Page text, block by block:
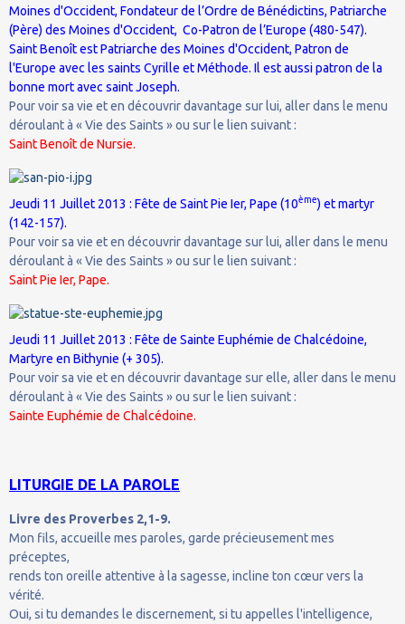
Moines d'Occident, Fondateur de l’Ordre de Bénédictins, Patriarche
(Père) des Moines d'Occident, Co-Patron de l’Europe (480-547).
Saint Benoît est Patriarche des Moines d'Occident, Patron de
l'Europe avec les saints Cyrille et Méthode. Il est aussi patron de la
bonne mort avec saint Joseph.
Pour voir sa vie et en découvrir davantage sur lui, aller dans le menu
déroulant à « Vie des Saints » ou sur le lien suivant :
Saint Benoît de Nursie.
Jeudi 11 Juillet 2013 : Fête de Saint Pie Ier, Pape (10ème) et martyr
(142-157).
Pour voir sa vie et en découvrir davantage sur lui, aller dans le menu
déroulant à « Vie des Saints » ou sur le lien suivant :
Saint Pie Ier, Pape.
Jeudi 11 Juillet 2013 : Fête de Sainte Euphémie de Chalcédoine,
Martyre en Bithynie (+ 305).
Pour voir sa vie et en découvrir davantage sur elle, aller dans le menu
déroulant à « Vie des Saints » ou sur le lien suivant :
Sainte Euphémie de Chalcédoine.
LITURGIE DE LA PAROLE
Livre des Proverbes 2,1-9.
Mon fils, accueille mes paroles, garde précieusement mes
préceptes,
rends ton oreille attentive à la sagesse, incline ton cœur vers la
vérité.
Oui, si tu demandes le discernement, si tu appelles l'intelligence,